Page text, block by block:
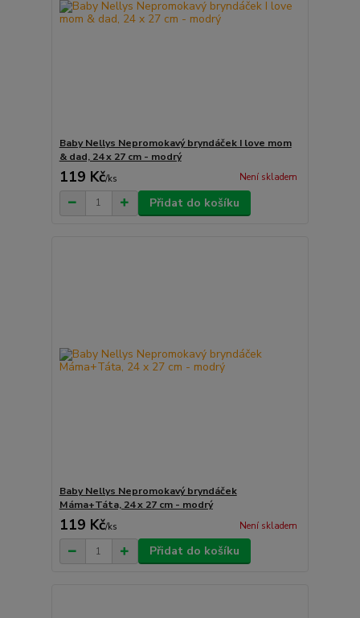
Baby Nellys Nepromokavý bryndáček I love mom
& dad, 24 x 27 cm - modrý
119 Kč/ks Není skladem
Přidat do košíku
Baby Nellys Nepromokavý bryndáček
Máma+Táta, 24 x 27 cm - modrý
119 Kč/ks Není skladem
Přidat do košíku